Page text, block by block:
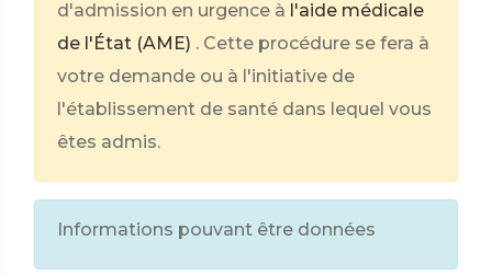
d'admission en urgence à l'aide médicale
de l'État (AME) . Cette procédure se fera à
votre demande ou à l'initiative de
l'établissement de santé dans lequel vous
êtes admis.
Informations pouvant être données